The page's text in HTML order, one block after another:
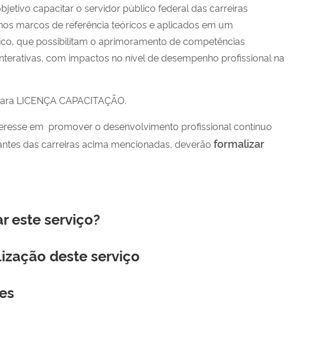
capacitar o servidor público federal das carreiras
marcos de referência teóricos e aplicados em um
que possibilitam o aprimoramento decompetências
com impactos no nível de desempenho profissional na
LICENÇA CAPACITAÇÃO.
em promover o desenvolvimento profissional contínuo
das carreiras acima mencionadas, deverão formalizar
este serviço?
deste serviço